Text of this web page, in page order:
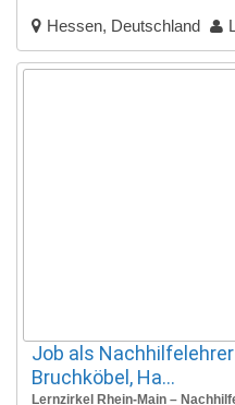
Hessen, Deutschland
Job als
Bruchköbel, Ha...
Lernzirkel Rhein-Main –